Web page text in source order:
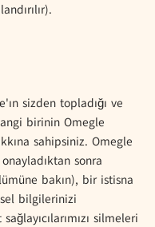
sizden topladığı ve
birinin Omegle
sahipsiniz. Omegle
sonra
bakın), bir istisna
bilgilerinizi
silmeleri